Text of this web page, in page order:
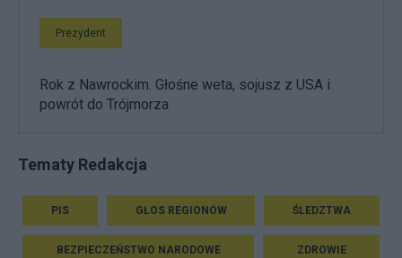
Prezydent
Rok z Nawrockim. Głośne weta, sojusz z USA i
powrót do Trójmorza
Tematy Redakcja
PIS GŁOS REGIONÓW ŚLEDZTWA
BEZPIECZEŃSTWO NARODOWE ZDROWIE